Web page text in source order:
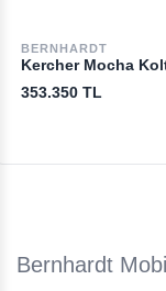
BERNHARDT
Kercher Mocha
353.350 TL
Bernhardt